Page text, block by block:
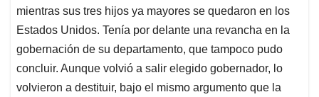
mientras sus tres hijos ya mayores se quedaron en los
Estados Unidos. Tenía por delante una revancha en la
gobernación de su departamento, que tampoco pudo
concluir. Aunque volvió a salir elegido gobernador, lo
volvieron a destituir, bajo el mismo argumento que la